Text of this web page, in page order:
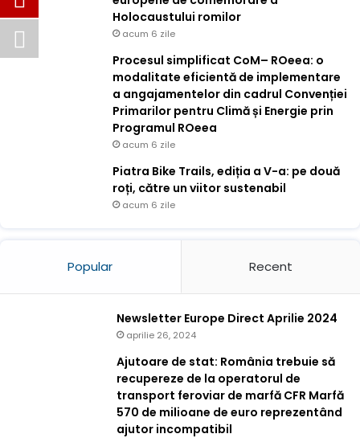
Holocaustului romilor
acum 6 zile
Procesul simplificat CoM– ROeea: o
modalitate eficientă de implementare
a angajamentelor din cadrul Convenției
Primarilor pentru Climă și Energie prin
Programul ROeea
acum 6 zile
Piatra Bike Trails, ediția a V-a: pe două
roți, către un viitor sustenabil
acum 6 zile
Popular Recent
Newsletter Europe Direct Aprilie 2024
aprilie 26, 2024
Ajutoare de stat: România trebuie să
recupereze de la operatorul de
transport feroviar de marfă CFR Marfă
570 de milioane de euro reprezentând
ajutor incompatibil